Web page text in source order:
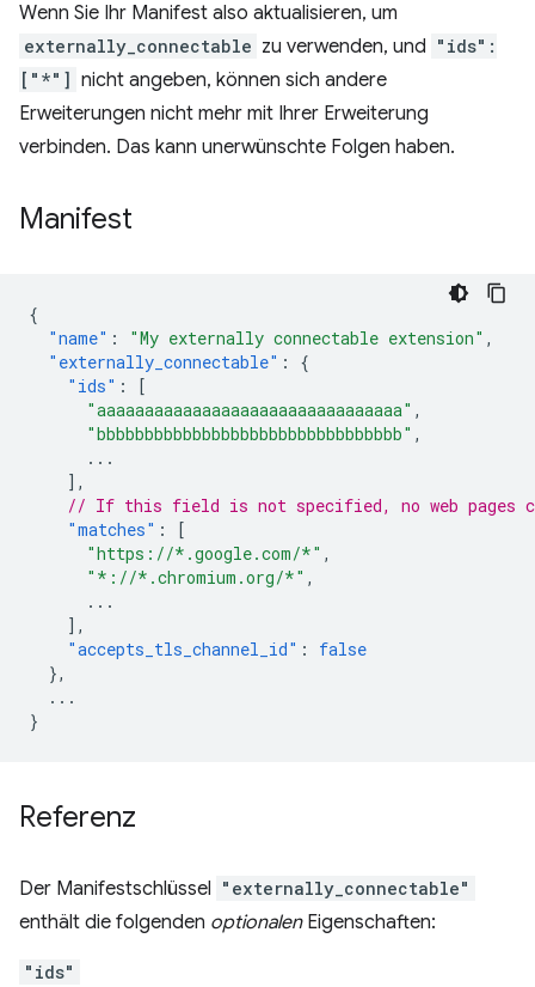
Wenn Sie Ihr Manifest also aktualisieren, um
externally_connectable zu verwenden, und "ids":
["*"] nicht angeben, können sich andere
Erweiterungen nicht mehr mit Ihrer Erweiterung
verbinden. Das kann unerwünschte Folgen haben.
Manifest
{
"name" : "My externally connectable extension" ,
"externally_connectable" :
{
"ids" :
[
"aaaaaaaaaaaaaaaaaaaaaaaaaaaaaaaa" ,
"bbbbbbbbbbbbbbbbbbbbbbbbbbbbbbbb" ,
...
],
// If this field is not specified, no web pages
"matches" :
[
"https://*.google.com/*" ,
"*://*.chromium.org/*" ,
...
],
"accepts_tls_channel_id" :
false
},
...
}
Referenz
Der Manifestschlüssel "externally_connectable"
enthält die folgenden optionalenEigenschaften:
"ids"